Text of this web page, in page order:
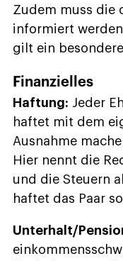
Zudem muss die
informiert
gilt ein
Finanzielles
Haftung: Jeder
haftet mit dem
Ausnahme
Hier nennt die
und die Steuern
haftet das Paar
Unterhalt/